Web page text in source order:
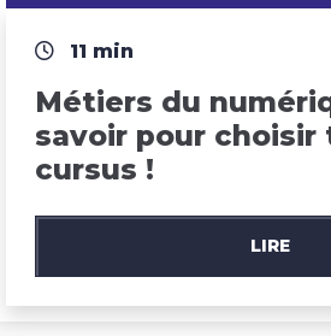
11 min
Métiers du
savoir pour choisir
cursus !
LIRE